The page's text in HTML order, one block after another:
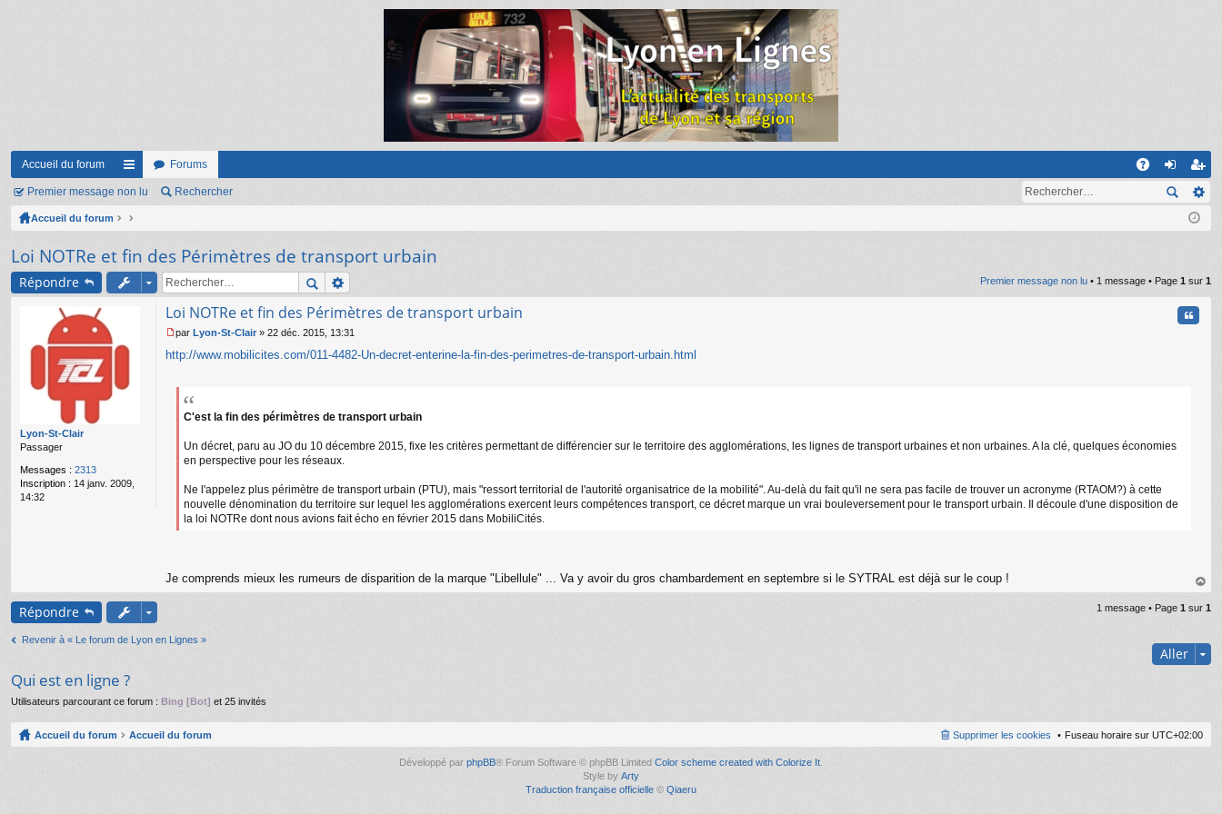
Accueil du forum
ac
co
ur
ci
s
Forums
on ns
cri
Premier message non lu Rechercher
Accueil du forum
Loi NOTRe et fin des Périmètres de transport urbain
Répondre Premier message non lu • 1 message • Page 1 sur 1
Lyon-St-Clair
Passager
Messages : 2313
Inscription : 14 janv. 2009,
14:32
Loi NOTRe et fin des Périmètres de transport urbain
e
par Lyon-St-Clair » 22 déc. 2015, 13:31
http://www.mobilicites.com/011-4482-Un-decret-enterine-la-fin-des-perimetres-de-transport-urbain.html
C'est la fin des périmètres de transport urbain
Un décret, paru au JO du 10 décembre 2015, fixe les critères permettant de différencier sur le territoire des agglomérations, les lignes de transport urbaines et non urbaines. A la clé, quelques économies
en perspective pour les réseaux.
Ne l'appelez plus périmètre de transport urbain (PTU), mais "ressort territorial de l'autorité organisatrice de la mobilité". Au-delà du fait qu'il ne sera pas facile de trouver un acronyme (RTAOM?) à cette
nouvelle dénomination du territoire sur lequel les agglomérations exercent leurs compétences transport, ce décret marque un vrai bouleversement pour le transport urbain. Il découle d'une disposition de
la loi NOTRe dont nous avions fait écho en février 2015 dans MobiliCités.
Je comprends mieux les rumeurs de disparition de la marque "Libellule" ... Va y avoir du gros chambardement en septembre si le SYTRAL est déjà sur le coup !
au
t
Répondre 1 message • Page 1 sur 1
Revenir à « Le forum de Lyon en Lignes »
Aller
Qui est en ligne ?
Utilisateurs parcourant ce forum : Bing [Bot] et 25 invités
Accueil du forum Accueil du forum Fuseau horaire sur UTC+02:00
Supprimer les cookies
Développé par phpBB® Forum Software © phpBB Limited Color scheme created with Colorize It
Style by Arty
Traduction française officielle © Qiaeru